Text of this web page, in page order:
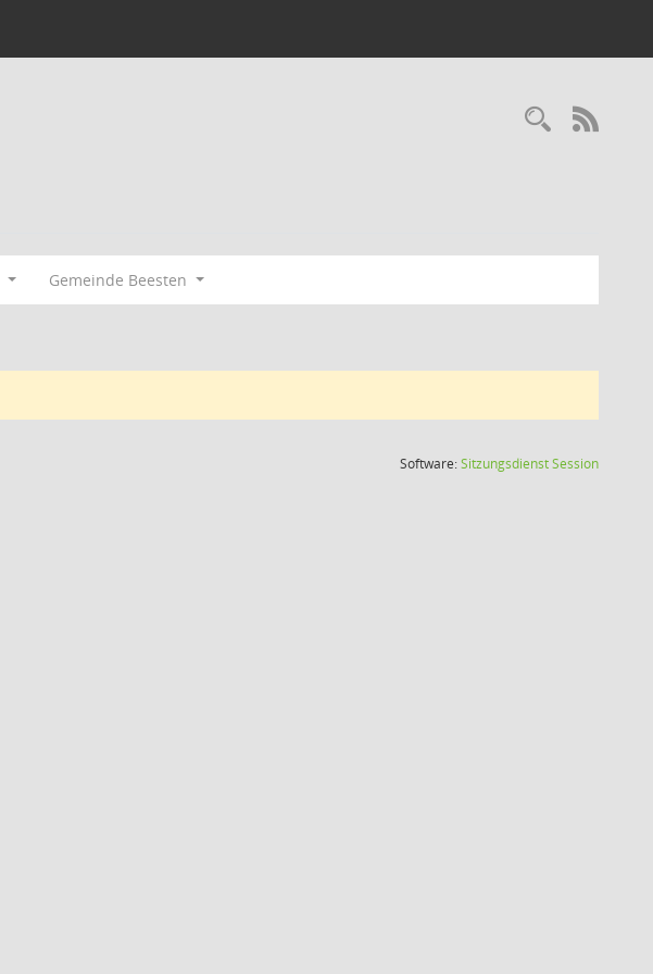
Gemeinde Beesten
Software:SitzungsdienstSession(Wird in